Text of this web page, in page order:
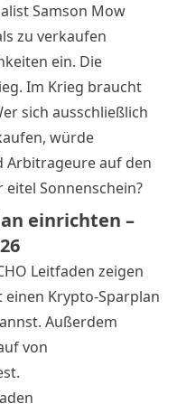
Samson Mow
zu verkaufen
ein. Die
Im Krieg braucht
sich ausschließlich
würde
Arbitrageure auf den
Sonnenschein?
einrichten –
Leitfaden zeigen
Krypto-Sparplan
Außerdem
von